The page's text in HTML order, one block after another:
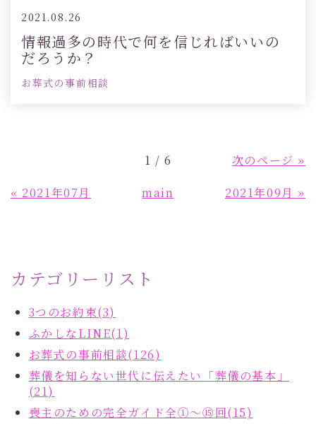
情報過多の時代で何を信じればいいの
だろうか？
2021.08.26
お葬式の事前相談
1 / 6 次のページ »
« 2021年07月 main 2021年09月 »
カテゴリーリスト
3つのお約束(3)
ふかしなLINE(1)
お葬式の事前相談(126)
葬儀を知らない世代に伝えたい「葬儀の基本」
(21)
喪主のための完全ガイド全①～⑮回(15)